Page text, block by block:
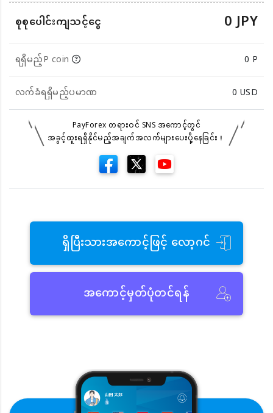
စုစုပေါင်းကျသင့်ငွေ 0 JPY
ရရှိမည့်P coin
0 P
လက်ခံရရှိမည့်ပမာဏ
0USD
PayForex တရားဝင် SNS အကောင့်တွင်
အခွင့်ထူးရရှိနိုင်မည့်အချက်အလက်များပေးပို့နေခြင်း！
ရှိပြီးသားအကောင့်ဖြင့် လော့ဂင်
အကောင့်မှတ်ပုံတင်ရန်